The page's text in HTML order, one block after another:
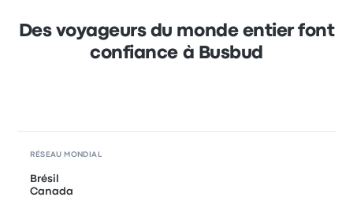
Des voyageurs du monde entier font
confiance à Busbud
RÉSEAU MONDIAL
Brésil
Canada